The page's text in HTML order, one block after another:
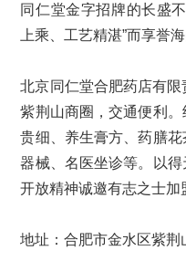
同仁堂金字招牌的长盛
上乘、工艺精湛”而享誉
北京同仁堂合肥药店有
紫荆山商圈，交通便利
贵细、养生膏方、药膳
器械、名医坐诊等。以
开放精神诚邀有志之士加
地址：合肥市金水区紫荆